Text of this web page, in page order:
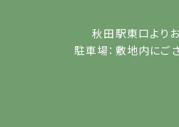
秋田駅東口より
駐車場：敷地内にご